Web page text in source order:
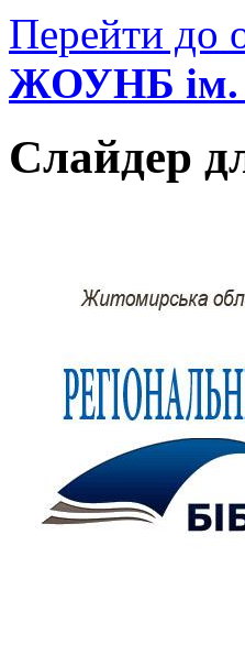
Перейти до
ЖОУНБ ім.
Слайдер